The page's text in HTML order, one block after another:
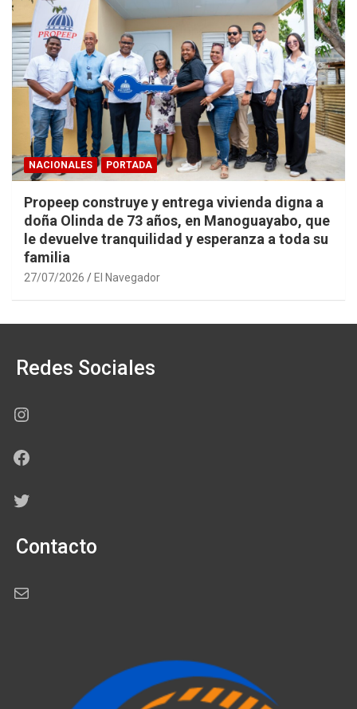
NACIONALES PORTADA
Propeep construye y entrega vivienda digna a
doña Olinda de 73 años, en Manoguayabo, que
le devuelve tranquilidad y esperanza a toda su
familia
27/07/2026 El Navegador
Redes Sociales
Instagram
Facebook
Twitter
Contacto
Correo electrónico